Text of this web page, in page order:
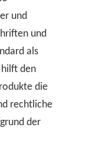
und
und
als
den
die
rechtliche
der